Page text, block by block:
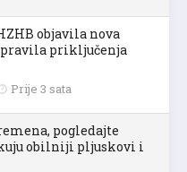
objavila nova
priključenja
Prije 3 sata
pogledajte
obilniji pljuskovi i